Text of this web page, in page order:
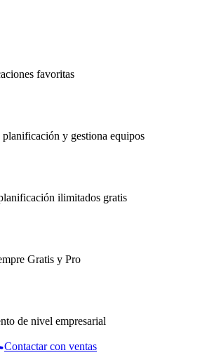
favoritas
planificación y gestiona equipos
ilimitados gratis
Gratis y Pro
de nivel empresarial
Contactar con ventas